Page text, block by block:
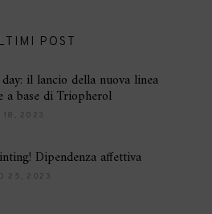
POST
day: il lancio della nuova linea
a base di Triopherol
18, 2023
Dipendenza affettiva
25, 2023